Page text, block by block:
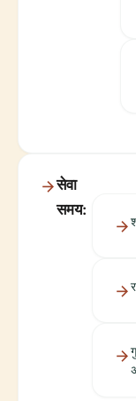
सेवा
समय: